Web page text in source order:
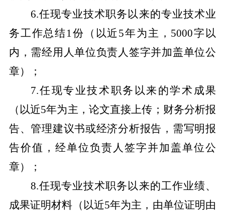
6.任现专业技术职务以来的专业技术业
务工作总结1 份（以近5年为主， 5000字以
内，需经用人单位负责人签字并加盖单位公
章）；
7.任现专业技术职务以来的学术成果
（以近5年为主，论文直接上传；财务分析报
告、管理建议书或经济分析报告，需写明报
告价值，经单位负责人签字并加盖单位公
章）；
8.任现专业技术职务以来的工作业绩、
成果证明材料（以近5年为主，由单位证明由